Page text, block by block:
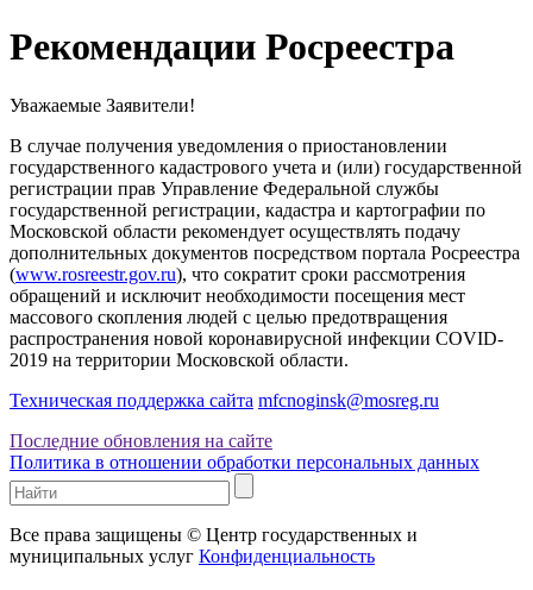
Рекомендации Росреестра
Уважаемые Заявители!
В случае получения уведомления о приостановлении
государственного кадастрового учета и (или) государственной
регистрации прав Управление Федеральной службы
государственной регистрации, кадастра и картографии по
Московской области рекомендует осуществлять подачу
дополнительных документов посредством портала Росреестра
(www.rosreestr.gov.ru), что сократит сроки рассмотрения
обращений и исключит необходимости посещения мест
массового скопления людей с целью предотвращения
распространения новой коронавирусной инфекции COVID-
2019 на территории Московской области.
Техническая поддержка сайта mfcnoginsk@mosreg.ru
Последние обновления на сайте
Политика в отношении обработки персональных данных
Все права защищены © Центр государственных и
муниципальных услуг Конфиденциальность